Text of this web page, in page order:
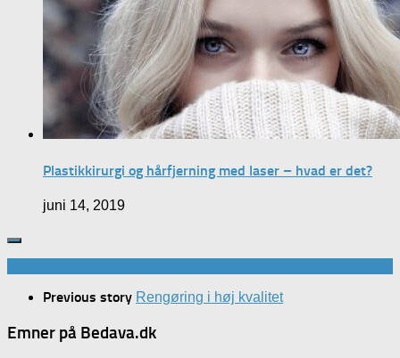
Plastikkirurgi og hårfjerning med laser – hvad er det?
juni 14, 2019
Previous story Rengøring i høj kvalitet
Emner på Bedava.dk